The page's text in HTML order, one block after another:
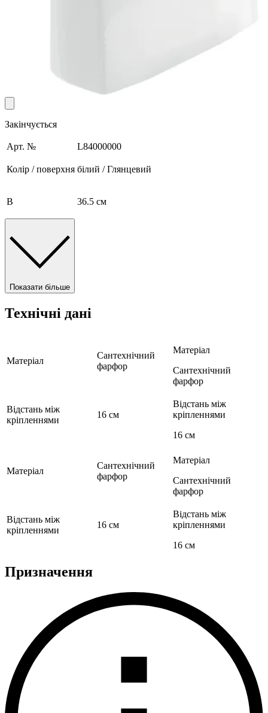
Закінчується
Арт. № L84000000
Колір / поверхня білий / Глянцевий
B 36.5 см
Показати більше
Технічні дані
Матеріал
Сантехнічний
фарфор
Матеріал
Сантехнічний
фарфор
Відстань між
кріпленнями
16 см
Відстань між
кріпленнями
16 см
Матеріал
Сантехнічний
фарфор
Матеріал
Сантехнічний
фарфор
Відстань між
кріпленнями
16 см
Відстань між
кріпленнями
16 см
Призначення